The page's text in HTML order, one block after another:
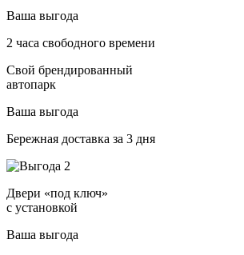
Ваша выгода
2 часа свободного времени
Свой брендированный
автопарк
Ваша выгода
Бережная доставка за 3 дня
Двери «под ключ»
с установкой
Ваша выгода